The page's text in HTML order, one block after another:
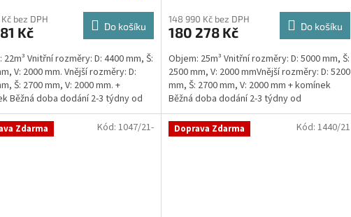
bez DPH
Kč Do košíku
Vnitřní rozměry: D: 4400 mm, Š:
V: 2000 mm. Vnější rozměry: D:
Š: 2700 mm, V: 2000 mm. +
Běžná doba dodání 2-3 týdny od
148 990 Kč bez DPH
180 278 Kč Do košíku
Objem: 25m³ Vnitřní rozměry: D: 5000 mm, Š:
2500 mm, V: 2000 mmVnější rozměry: D: 5200
mm, Š: 2700 mm, V: 2000 mm + komínek
Běžná doba dodání 2-3 týdny od
objednávky. Rozměry...
Zdarma Kód: 1047/21- Doprava Zdarma Kód: 1440/21